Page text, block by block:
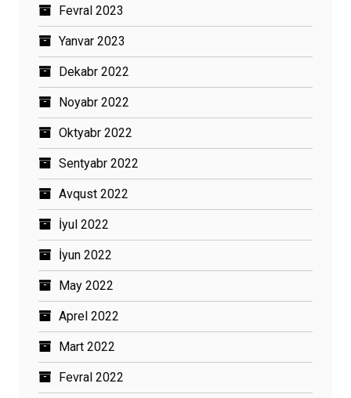
Fevral 2023
Yanvar 2023
Dekabr 2022
Noyabr 2022
Oktyabr 2022
Sentyabr 2022
Avqust 2022
İyul 2022
İyun 2022
May 2022
Aprel 2022
Mart 2022
Fevral 2022